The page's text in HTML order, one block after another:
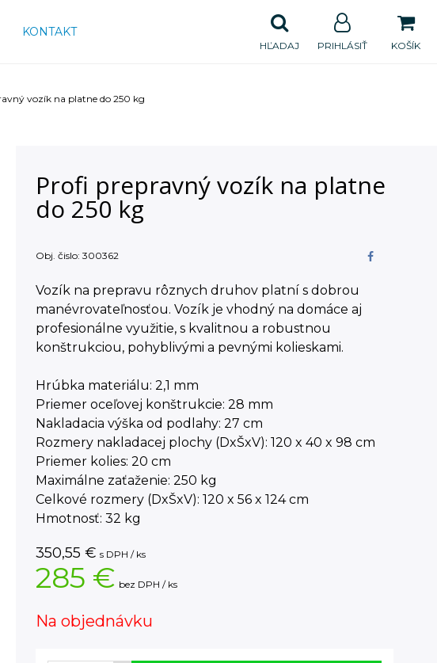
KONTAKT
KOŠÍK
PRIHLÁSIŤ
HĽADAJ
vozík na platne do 250 kg
Profi prepravný vozík na platne
do 250 kg
Obj. čislo: 300362
Vozík na prepravu rôznych druhov platní s dobrou
manévrovateľnosťou. Vozík je vhodný na domáce aj
profesionálne využitie, s kvalitnou a robustnou
konštrukciou, pohyblivými a pevnými kolieskami.
Hrúbka materiálu: 2,1 mm
Priemer oceľovej konštrukcie: 28 mm
Nakladacia výška od podlahy: 27 cm
Rozmery nakladacej plochy (DxŠxV): 120 x 40 x 98 cm
Priemer kolies: 20 cm
Maximálne zaťaženie: 250 kg
Celkové rozmery (DxŠxV): 120 x 56 x 124 cm
Hmotnosť: 32 kg
350,55 € s DPH / ks
285 € bez DPH / ks
Na objednávku